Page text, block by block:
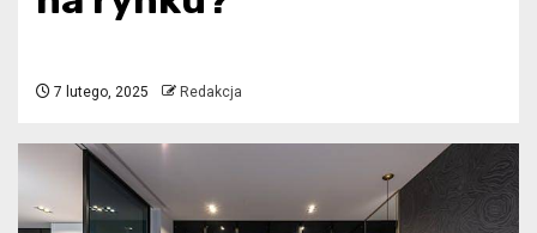
7 lutego, 2025 Redakcja